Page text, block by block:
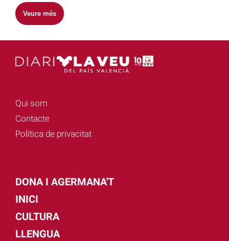
Veure més
Qui som
Contacte
Política de privacitat
DONA I AGERMANA'T
INICI
CULTURA
LLENGUA